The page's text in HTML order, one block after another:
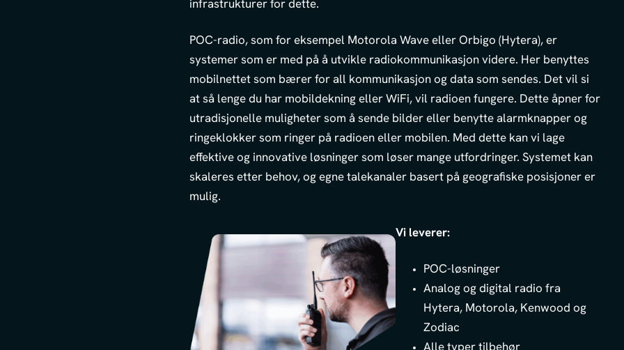
infrastrukturer for dette.
POC-radio, som for eksempel Motorola Wave eller Orbigo (Hytera), er
systemer som er med på å utvikle radiokommunikasjon videre. Her benyttes
mobilnettet som bærer for all kommunikasjon og data som sendes. Det vil si
at så lenge du har mobildekning eller WiFi, vil radioen fungere. Dette åpner for
utradisjonelle muligheter som å sende bilder eller benytte alarmknapper og
ringeklokker som ringer på radioen eller mobilen. Med dette kan vi lage
effektive og innovative løsninger som løser mange utfordringer. Systemet kan
skaleres etter behov, og egne talekanaler basert på geografiske posisjoner er
mulig.
Vi leverer:
POC-løsninger
Analog og digital radio fra
Hytera, Motorola, Kenwood og
Zodiac
Alle typer tilbehør